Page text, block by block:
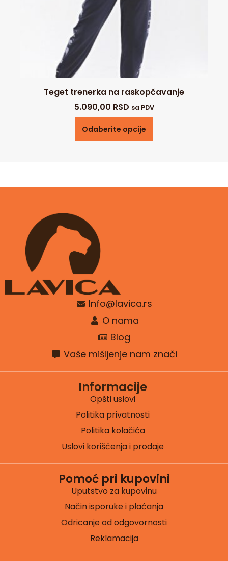
Teget trenerka na raskopčavanje
5.090,00 RSD sa PDV
Odaberite opcije
Info@lavica.rs
O nama
Blog
Vaše mišljenje nam znači
Informacije
Opšti uslovi
Politika privatnosti
Politika kolačića
Uslovi korišćenja i prodaje
Pomoć pri kupovini
Uputstvo za kupovinu
Način isporuke i plaćanja
Odricanje od odgovornosti
Reklamacija